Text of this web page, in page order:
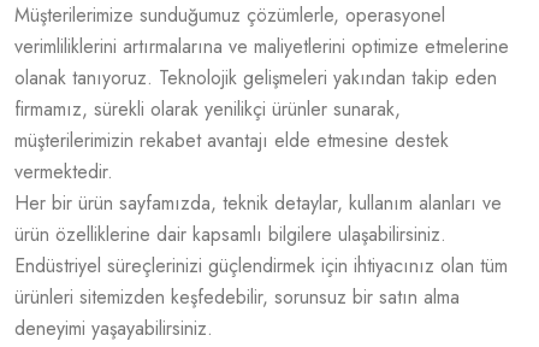
Müşterilerimize sunduğumuz çözümlerle, operasyonel
verimliliklerini artırmalarına ve maliyetlerini optimize etmelerine
olanak tanıyoruz. Teknolojik gelişmeleri yakından takip eden
firmamız, sürekli olarak yenilikçi ürünler sunarak,
müşterilerimizin rekabet avantajı elde etmesine destek
vermektedir.
Her bir ürün sayfamızda, teknik detaylar, kullanım alanları ve
ürün özelliklerine dair kapsamlı bilgilere ulaşabilirsiniz.
Endüstriyel süreçlerinizi güçlendirmek için ihtiyacınız olan tüm
ürünleri sitemizden keşfedebilir, sorunsuz bir satın alma
deneyimi yaşayabilirsiniz.